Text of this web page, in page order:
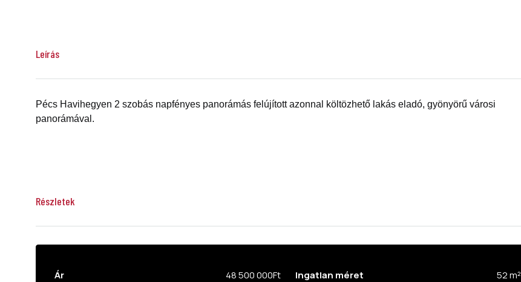
Leírás
Pécs Havihegyen 2 szobás napfényes panorámás felújított azonnal költözhető lakás eladó, gyönyörű városi
panorámával.
Részletek
Ár 48 500 000Ft Ingatlan méret
52 m²